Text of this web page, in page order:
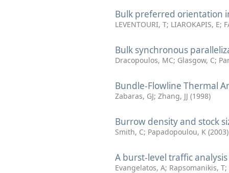
Bulk preferred orientation
LEVENTOURI, T; LIAROKAPIS, E;
Bulk synchronous
Dracopoulos, MC; Glasgow, C;
Bundle-Flowline Thermal
Zabaras, GJ; Zhang, JJ (1998)
Burrow density and stock
Smith, C; Papadopoulou, K (2003)
A burst-level traffic
Evangelatos, A; Rapsomanikis, T;